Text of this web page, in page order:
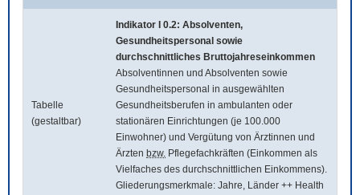
Tabelle
(gestaltbar)
Indikator I 0.2: Absolventen,
Gesundheitspersonal sowie
durchschnittliches Bruttojahreseinkommen
Absolventinnen und Absolventen sowie
Gesundheitspersonal in ausgewählten
Gesundheitsberufen in ambulanten oder
stationären Einrichtungen (je 100.000
Einwohner) und Vergütung von Ärztinnen und
Ärzten bzw. Pflegefachkräften (Einkommen als
Vielfaches des durchschnittlichen Einkommens).
Gliederungsmerkmale: Jahre, Länder ++ Health